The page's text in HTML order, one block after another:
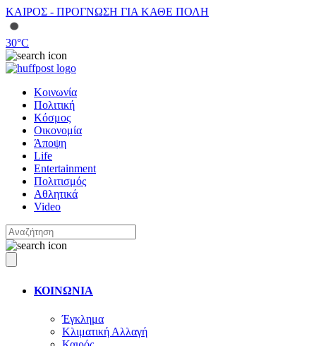
ΚΑΙΡΟΣ - ΠΡΟΓΝΩΣΗ ΓΙΑ ΚΑΘΕ ΠΟΛΗ
30°C
Κοινωνία
Πολιτική
Κόσμος
Οικονομία
Άποψη
Life
Entertainment
Πολιτισμός
Αθλητικά
Video
ΚΟΙΝΩΝΙΑ
Έγκλημα
Κλιματική Αλλαγή